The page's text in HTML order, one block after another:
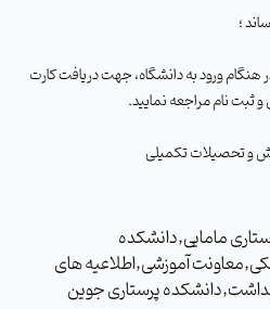
؛
هنگام ورود به دانشگاه، جهت دریافت کارت
و ثبت نام مراجعه نمایید.
و تحصیلات تکمیلی
مامایی,دانشکده
آموزشی,اطلاعیه های
پرستاری جوین